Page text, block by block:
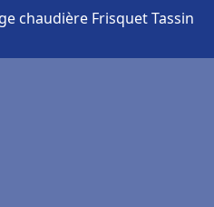
chaudière Frisquet Tassin